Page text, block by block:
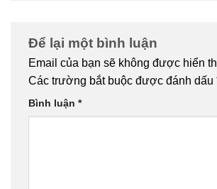
Để lại một bình luận
Email của bạn sẽ không được hiển
Các trường bắt buộc được đánh dấu
Bình luận *